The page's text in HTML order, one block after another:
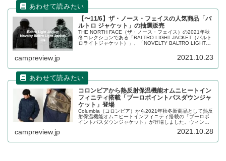
【〜11/6】ザ・ノース・フェイスの人気商品「バ
ルトロ ジャケット」の抽選販売
THE NORTH FACE（ザ・ノース・フェイス）の2021年秋
冬コレクションである「BALTRO LIGHT JACKET（バルト
ロライトジャケット）」、「NOVELTY BALTRO LIGHT
抽選受付を2021年11月6日13:59まで行います。詳細をレ
campreview.jp 2021.10.23
コロンビアから熱反射保温機能オムニヒートイン
フィニティ搭載「ブーロポイントパスダウンジャ
ケット」登場
Columbia（コロンビア）から2021年秋冬新商品として熱反
射保温機能オムニヒートインフィニティ搭載の「ブーロポ
イントパスダウンジャケット」が登場しました。ウィンタ
ンジャケットです。詳細をレビューします。
campreview.jp 2021.10.28